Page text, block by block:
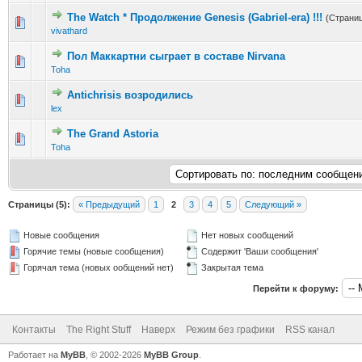
The Watch * Продолжение Genesis (Gabriel-era) !!!
vivathard
1 голос(ов) - 5 из 5 в среднем
12345
Пол Маккартни сыграет в составе Nirvana
Toha
0 голос(ов) - 0 из 5 в среднем
1 234 5
Antichrisis возродились
lex
0 голос(ов) - 0 из 5 в среднем
12345
The Grand Astoria
Toha
1 голос(ов) - 5 из 5 в среднем
1 23
Страницы (5): « Предыдущий 1 2 3 4 5 Следующий »
Новые сообщения
Горячие темы (новые сообщения)
Горячая тема (новых ообщений нет)
Нет новых сообщений
Содержит 'Ваши сообщения'
Закрытая тема
Перейти к форуму:
Контакты The Right Stuff Наверх Режим без графики RSS канал
Работает на MyBB , © 2002-2026 MyBB Group